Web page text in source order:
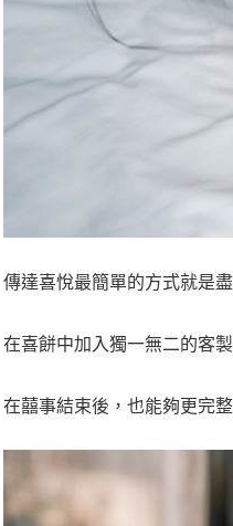
傳達喜悅最簡單的方式就是
在喜餅中加入獨一無二的客
在囍事結束後，也能夠更完